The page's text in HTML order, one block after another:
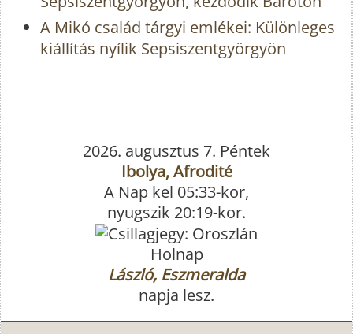
A Mikó család tárgyi emlékei: Különleges
kiállítás nyílik Sepsiszentgyörgyön
2026. augusztus 7. Péntek
Ibolya, Afrodité
A Nap kel 05:33-kor,
nyugszik 20:19-kor.
Holnap
László, Eszmeralda
napja lesz.